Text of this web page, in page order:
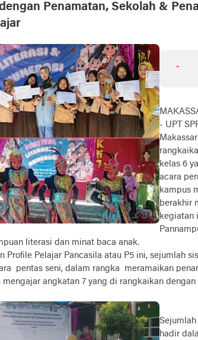
Penamatan, Sekolah &
-
- UPT
kelas 6
acara
kampus
berakhir
kegiatan
literasi dan minat baca anak.
Profile Pelajar Pancasila atau P5 ini, sejumlah
pentas seni, dalam rangka meramaikan
angkatan 7 yang di rangkaikan dengan
hadir